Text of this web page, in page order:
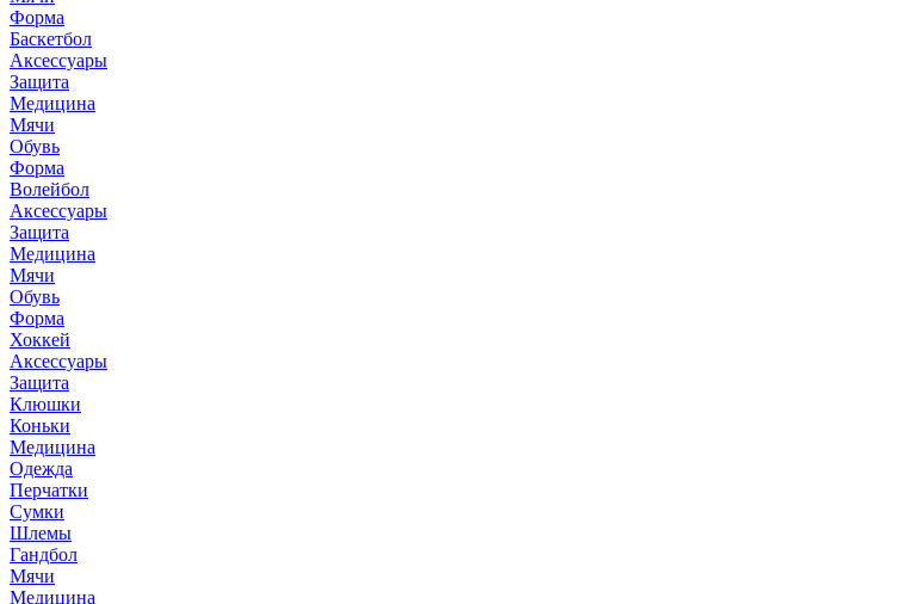
Форма
Баскетбол
Аксессуары
Защита
Медицина
Мячи
Обувь
Форма
Волейбол
Аксессуары
Защита
Медицина
Мячи
Обувь
Форма
Хоккей
Аксессуары
Защита
Клюшки
Коньки
Медицина
Одежда
Перчатки
Сумки
Шлемы
Гандбол
Мячи
Медицина